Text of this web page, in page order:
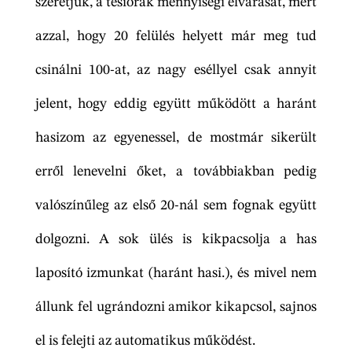
azzal, hogy 20 felülés helyett már meg tud
csinálni 100-at, az nagy eséllyel csak annyit
jelent, hogy eddig együtt működött a haránt
hasizom az egyenessel, de mostmár sikerült
erről lenevelni őket, a továbbiakban pedig
valószínűleg az első 20-nál sem fognak együtt
dolgozni. A sok ülés is kikpacsolja a has
laposító izmunkat (haránt hasi.), és mivel nem
állunk fel ugrándozni amikor kikapcsol, sajnos
el is felejti az automatikus működést.